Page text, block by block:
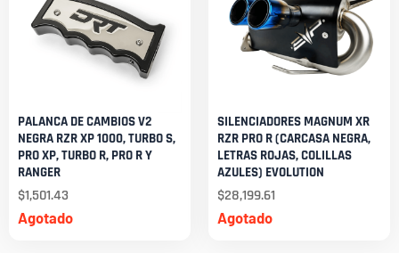
Agotado
PALANCA DE CAMBIOS V2
NEGRA RZR XP 1000, TURBO S,
PRO XP, TURBO R, PRO R Y
RANGER
$1,501.43
Agotado
SILENCIADORES MAGNUM XR
RZR PRO R (CARCASA NEGRA,
LETRAS ROJAS, COLILLAS
AZULES) EVOLUTION
$28,199.61